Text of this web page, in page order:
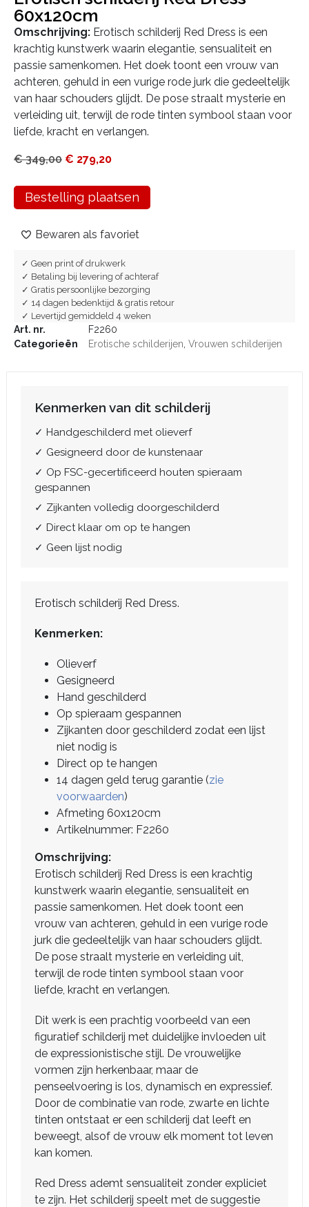
60x120cm
Omschrijving: Erotisch schilderij Red Dress is een
krachtig kunstwerk waarin elegantie, sensualiteit en
passie samenkomen. Het doek toont een vrouw van
achteren, gehuld in een vurige rode jurk die gedeeltelijk
van haar schouders glijdt. De pose straalt mysterie en
verleiding uit, terwijl de rode tinten symbool staan voor
liefde, kracht en verlangen.
€349,00 € 279,20
Bestelling plaatsen
Bewaren als favoriet
✓ Geen print of drukwerk
✓ Betaling bij levering of achteraf
✓ Gratis persoonlijke bezorging
✓ 14 dagen bedenktijd & gratis retour
✓ Levertijd gemiddeld 4 weken
Art. nr.
F2260
Categorieën
Erotische schilderijen Vrouwen schilderijen
Kenmerken van dit schilderij
✓ Handgeschilderd met olieverf
✓ Gesigneerd door de kunstenaar
✓ Op FSC-gecertificeerd houten spieraam
gespannen
✓ Zijkanten volledig doorgeschilderd
✓ Direct klaar om op te hangen
✓ Geen lijst nodig
Erotisch schilderij Red Dress.
Kenmerken:
Olieverf
Gesigneerd
Hand geschilderd
Op spieraam gespannen
Zijkanten door geschilderd zodat een lijst
niet nodig is
Direct op te hangen
14 dagen geld terug garantie (zie
voorwaarden)
Afmeting 60x120cm
Artikelnummer: F2260
Omschrijving:
Erotisch schilderij Red Dress is een krachtig
kunstwerk waarin elegantie, sensualiteit en
passie samenkomen. Het doek toont een
vrouw van achteren, gehuld in een vurige rode
jurk die gedeeltelijk van haar schouders glijdt.
De pose straalt mysterie en verleiding uit,
terwijl de rode tinten symbool staan voor
liefde, kracht en verlangen.
Dit werk is een prachtig voorbeeld van een
figuratief schilderij met duidelijke invloeden uit
de expressionistische stijl. De vrouwelijke
vormen zijn herkenbaar, maar de
penseelvoering is los, dynamisch en expressief.
Door de combinatie van rode, zwarte en lichte
tinten ontstaat er een schilderij dat leeft en
beweegt, alsof de vrouw elk moment tot leven
kan komen.
Red Dress ademt sensualiteit zonder expliciet
te zijn. Het schilderij speelt met de suggestie